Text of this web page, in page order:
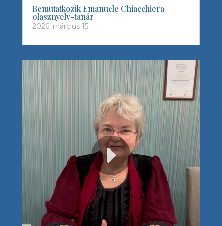
Bemutatkozik Emanuele Chiacchiera
olasznyelv-tanár
2026. március 15.